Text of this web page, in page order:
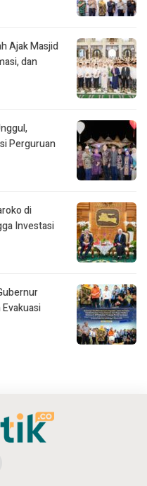
Ajak Masjid
dan
Perguruan
di
Investasi